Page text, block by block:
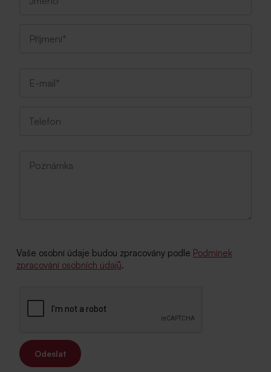
Vaše osobní údaje budou zpracovány podle Podmínek
zpracování osobních údajů.
Odeslat